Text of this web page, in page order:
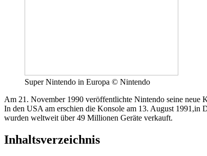
Super Nintendo in Europa © Nintendo
Am 21. November 1990 veröffentlichte Nintendo seine neue
In den USA am erschien die Konsole am 13. August 1991,in
wurden weltweit über 49 Millionen Geräte verkauft.
Inhaltsverzeichnis